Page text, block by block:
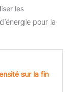
les
pour la
sur la fin